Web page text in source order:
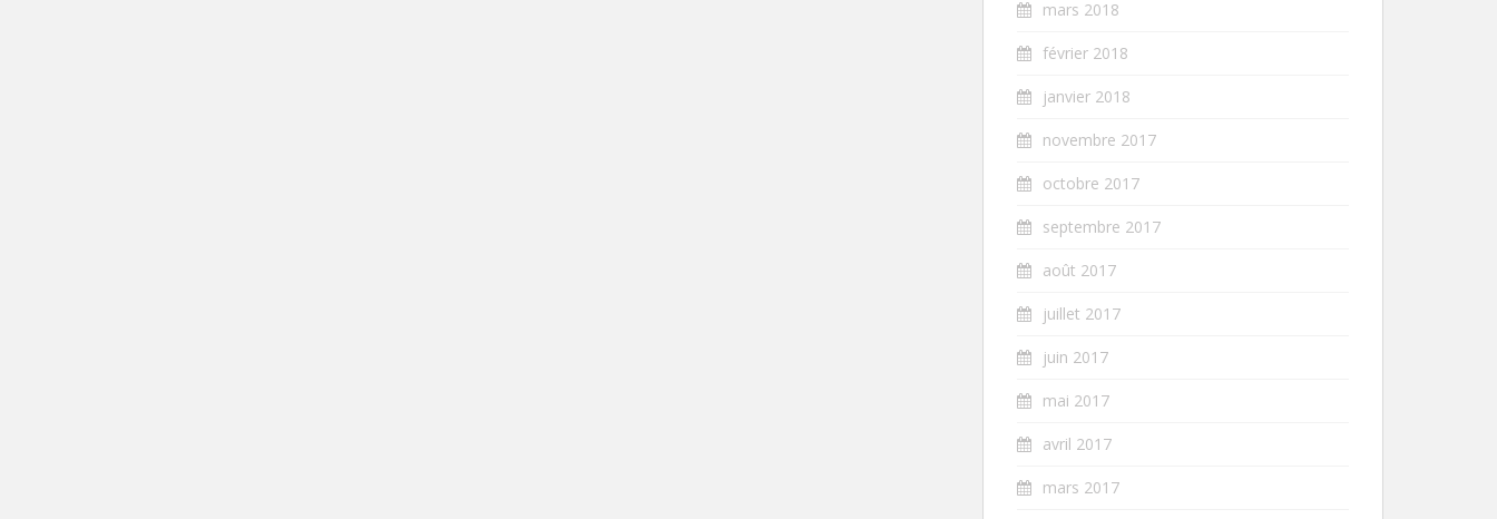
mars 2018
février 2018
janvier 2018
novembre 2017
octobre 2017
septembre 2017
août 2017
juillet 2017
juin 2017
mai 2017
avril 2017
mars 2017